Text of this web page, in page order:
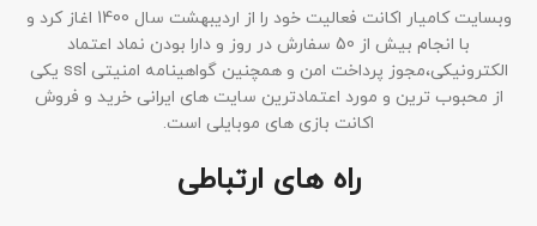
وبسایت کامیار اکانت فعالیت خود را از اردیبهشت سال 1400 اغاز کرد و
با انجام بیش از 50 سفارش در روز و دارا بودن نماد اعتماد
الکترونیکی،مجوز پرداخت امن و همچنین گواهینامه امنیتی ssl یکی
از محبوب ترین و مورد اعتمادترین سایت های ایرانی خرید و فروش
اکانت بازی های موبایلی است.
راه های ارتباطی